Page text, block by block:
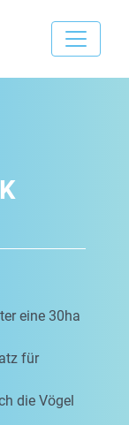
eine 30ha
für
die Vögel